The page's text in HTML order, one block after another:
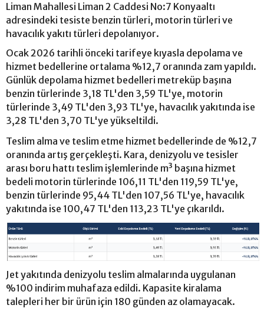
Liman Mahallesi Liman 2 Caddesi No:7 Konyaaltı
adresindeki tesiste benzin türleri, motorin türleri ve
havacılık yakıtı türleri depolanıyor.
Ocak 2026 tarihli önceki tarifeye kıyasla depolama ve
hizmet bedellerine ortalama %12,7 oranında zam yapıldı.
Günlük depolama hizmet bedelleri metreküp başına
benzin türlerinde 3,18 TL'den 3,59 TL'ye, motorin
türlerinde 3,49 TL'den 3,93 TL'ye, havacılık yakıtında ise
3,28 TL'den 3,70 TL'ye yükseltildi.
Teslim alma ve teslim etme hizmet bedellerinde de %12,7
oranında artış gerçekleşti. Kara, denizyolu ve tesisler
arası boru hattı teslim işlemlerinde m³ başına hizmet
bedeli motorin türlerinde 106,11 TL'den 119,59 TL'ye,
benzin türlerinde 95,44 TL'den 107,56 TL'ye, havacılık
yakıtında ise 100,47 TL'den 113,23 TL'ye çıkarıldı.
Jet yakıtında denizyolu teslim almalarında uygulanan
%100 indirim muhafaza edildi. Kapasite kiralama
talepleri her bir ürün için 180 günden az olamayacak.